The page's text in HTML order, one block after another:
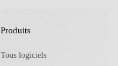
Produits
Tous logiciels